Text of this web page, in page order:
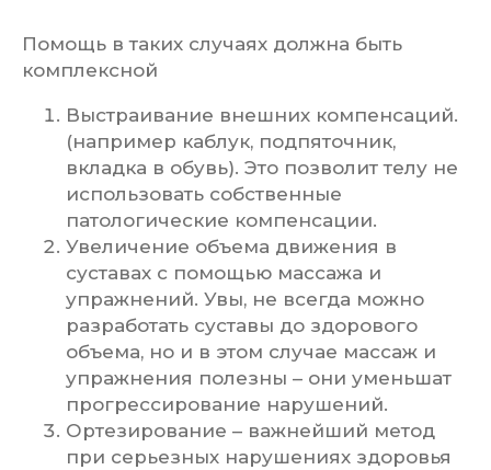
Помощь в таких случаях должна быть
комплексной
Выстраивание внешних компенсаций.
(например каблук, подпяточник,
вкладка в обувь). Это позволит телу не
использовать собственные
патологические компенсации.
Увеличение объема движения в
суставах с помощью массажа и
упражнений. Увы, не всегда можно
разработать суставы до здорового
объема, но и в этом случае массаж и
упражнения полезны – они уменьшат
прогрессирование нарушений.
Ортезирование – важнейший метод
при серьезных нарушениях здоровья